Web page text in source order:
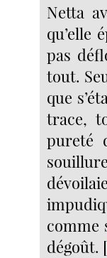
Netta
qu’elle
pas
tout.
que
trace,
pureté
comme
dégoût. [